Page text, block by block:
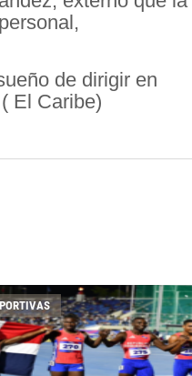
de dirigir en
El Caribe)